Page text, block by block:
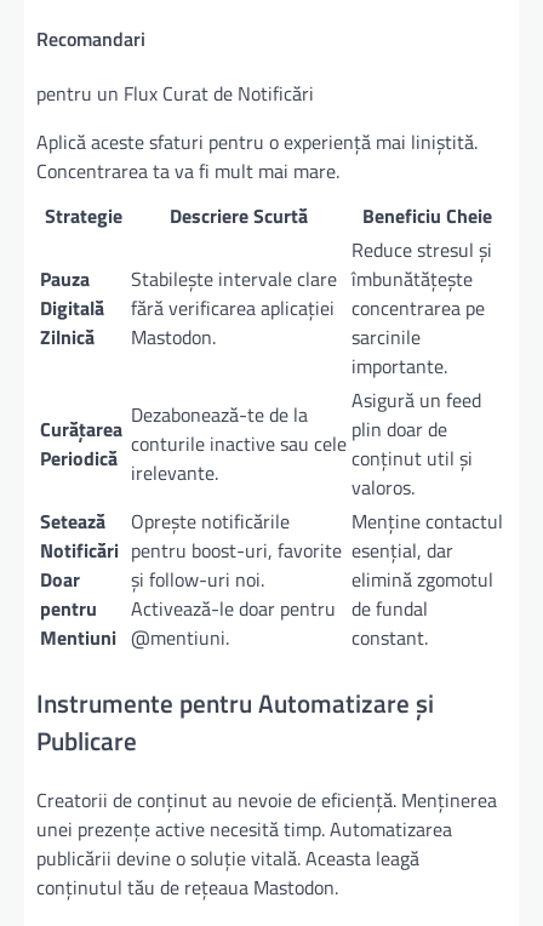
Recomandari
pentru un Flux Curat de Notificări
Aplică aceste sfaturi pentru o experiență mai liniștită.
Concentrarea ta va fi mult mai mare.
Strategie
Descriere Scurtă Beneficiu Cheie
Pauza
Digitală
Zilnică
Stabilește intervale clare
fără verificarea aplicației
Mastodon.
Reduce stresul și
îmbunătățește
concentrarea pe
sarcinile
importante.
Curățarea
Periodică
Dezabonează-te de la
conturile inactive sau cele
irelevante.
Asigură un feed
plin doar de
conținut util și
valoros.
Setează
Notificări
Doar
pentru
Mentiuni
Oprește notificările
pentru boost-uri, favorite
și follow-uri noi.
Activează-le doar pentru
@mentiuni.
Menține contactul
esențial, dar
elimină zgomotul
de fundal
constant.
Instrumente pentru Automatizare și
Publicare
Creatorii de conținut au nevoie de eficiență. Menținerea
unei prezențe active necesită timp. Automatizarea
publicării devine o soluție vitală. Aceasta leagă
conținutul tău de rețeaua Mastodon.